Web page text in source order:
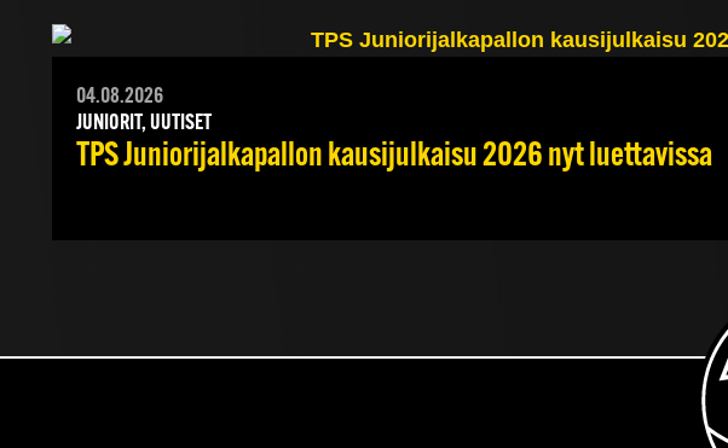
04.08.2026
JUNIORIT, UUTISET
TPS Juniorijalkapallon kausijulkaisu 2026 nyt luettavissa